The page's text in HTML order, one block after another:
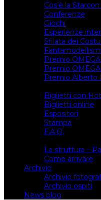
Cos’è la
Conferenze
Giochi
Esperienze
Sfilata dei
Premio
Premio
Premio Alberto
Biglietti con
Biglietti online
Espositori
Stampa
F.A.Q.
La struttura –
Come arrivare
Archivio
Archivio
Archivio ospiti
News blog